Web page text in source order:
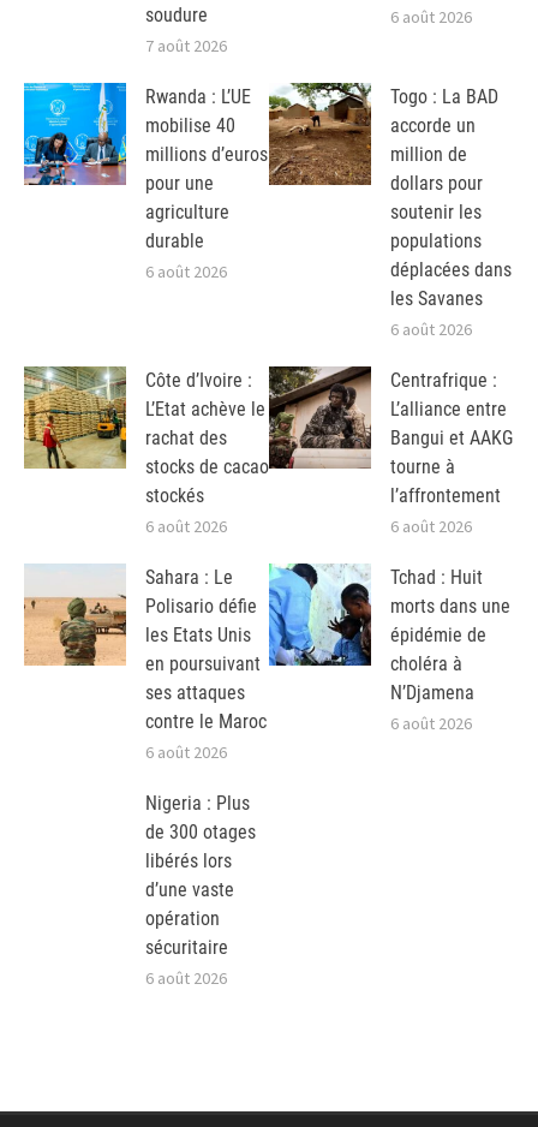
soudure
7 août 2026
6 août 2026
Rwanda : L’UE
mobilise 40
millions d’euros
pour une
agriculture
durable
6 août 2026
Togo : La BAD
accorde un
million de
dollars pour
soutenir les
populations
déplacées dans
les Savanes
6 août 2026
Côte d’Ivoire :
L’Etat achève le
rachat des
stocks de cacao
stockés
6 août 2026
Centrafrique :
L’alliance entre
Bangui et AAKG
tourne à
l’affrontement
6 août 2026
Sahara : Le
Polisario défie
les Etats Unis
en poursuivant
ses attaques
contre le Maroc
6 août 2026
Tchad : Huit
morts dans une
épidémie de
choléra à
N’Djamena
6 août 2026
Nigeria : Plus
de 300 otages
libérés lors
d’une vaste
opération
sécuritaire
6 août 2026